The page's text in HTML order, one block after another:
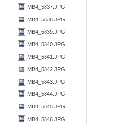
MB4_5837.JPG
MB4_5838.JPG
MB4_5839.JPG
MB4_5840.JPG
MB4_5841.JPG
MB4_5842.JPG
MB4_5843.JPG
MB4_5844.JPG
MB4_5845.JPG
MB4_5846.JPG